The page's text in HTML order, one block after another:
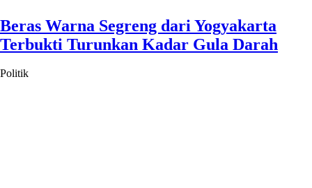
Beras Warna Segreng dari Yogyakarta
Terbukti Turunkan Kadar Gula Darah
Politik